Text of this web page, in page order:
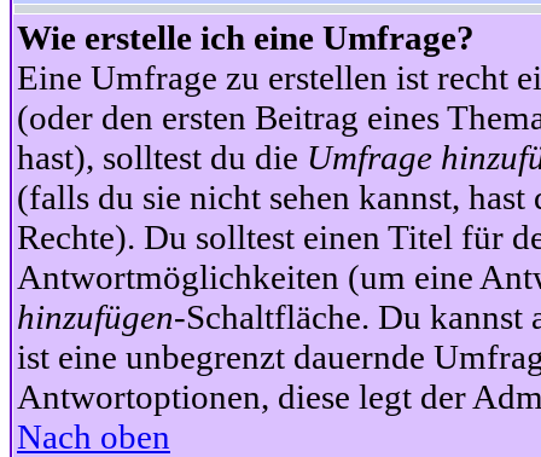
Wie erstelle ich eine Umfrage?
Eine Umfrage zu erstellen ist recht
(oder den ersten Beitrag eines
hast), solltest du die Umfrage
(falls du sie nicht sehen kannst,
Rechte). Du solltest einen Titel für
Antwortmöglichkeiten (um eine
hinzufügen-Schaltfläche. Du
ist eine unbegrenzt dauernde
Antwortoptionen, diese legt der
Nach oben